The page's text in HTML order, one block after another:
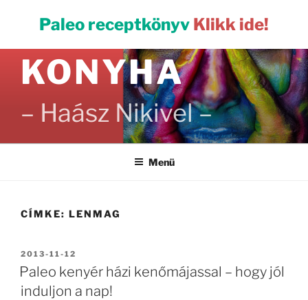
Paleo receptkönyv Klikk ide!
PALEO
KONYHA
– Haász Nikivel –
Menü
CÍMKE: LENMAG
BEKÜLDVE:
2013-11-12
Paleo kenyér házi kenőmájassal – hogy jól
induljon a nap!